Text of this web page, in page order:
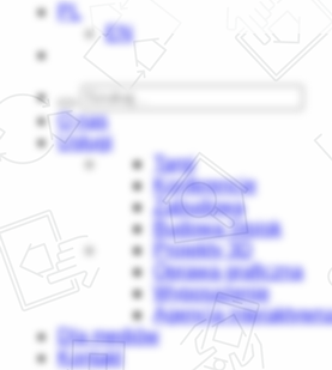
PL
EN
O nas
Usługi
Targi
Konferencje
Zabudowa
Budowa Stoisk
Projekty 3D
Oprawa graficzna
Wyposażenie
Agencja
Dla mediów
Kontakt